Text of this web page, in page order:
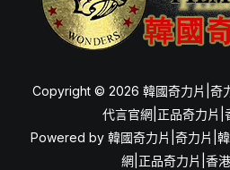
Copyright © 2026 韓國奇力片|奇
代言官網|正品奇力片|
Powered by 韓國奇力片|奇力片|
網|正品奇力片|香